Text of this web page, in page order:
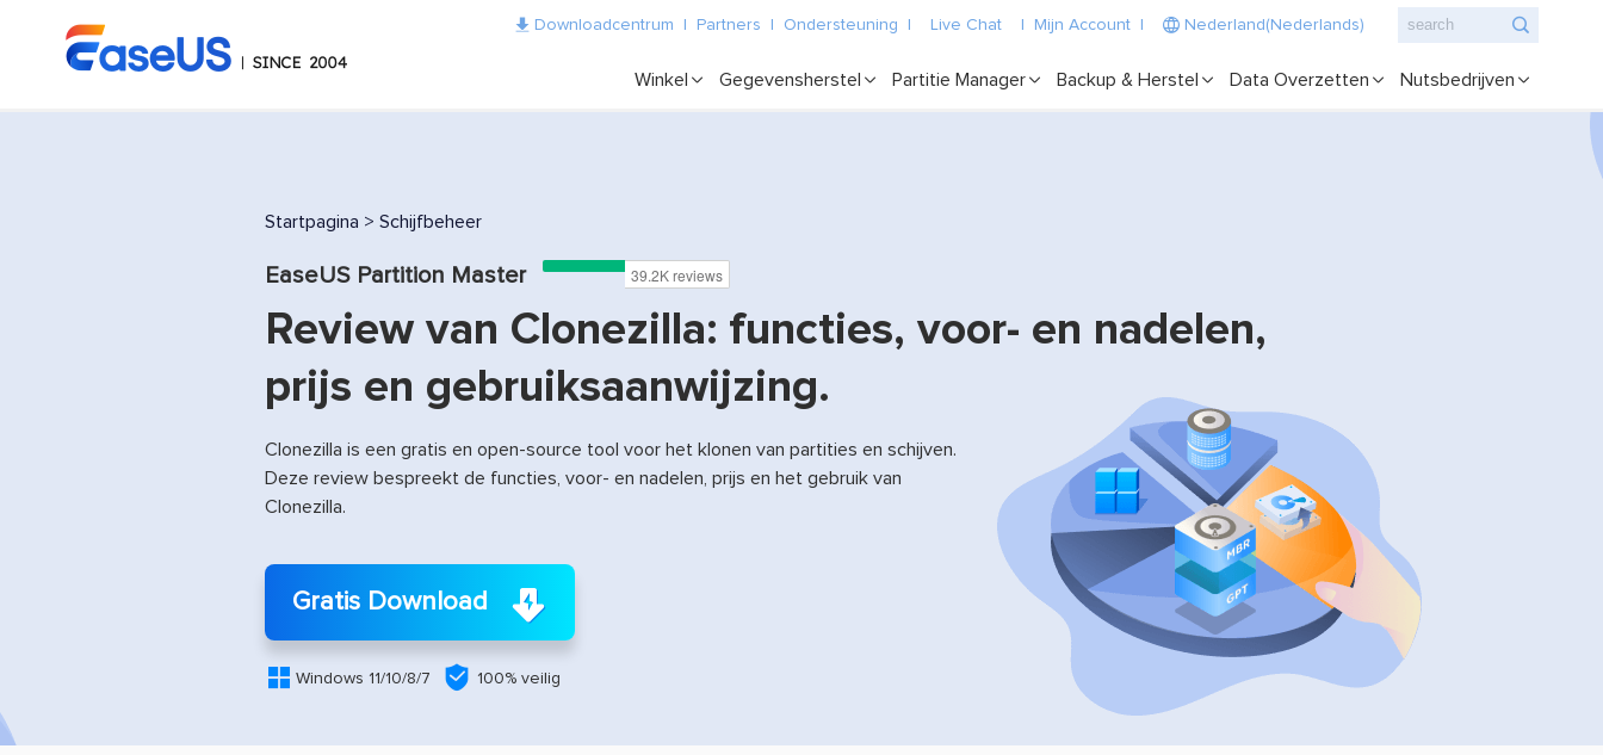
Downloadcentrum Partners Ondersteuning Live Chat Mijn Account Nederland(Nederlands)
Winkel Gegevensherstel Partitie Manager Backup & Herstel Data Overzetten Nutsbedrijven
Startpagina > Schijfbeheer
EaseUS Partition Master
Review van Clonezilla: functies, voor- en nadelen,
prijs en gebruiksaanwijzing.
Clonezilla is een gratis en open-source tool voor het klonen van partities en schijven.
Deze review bespreekt de functies, voor- en nadelen, prijs en het gebruik van
Clonezilla.
Gratis Download
 Windows 11/10/8/7  100% veilig